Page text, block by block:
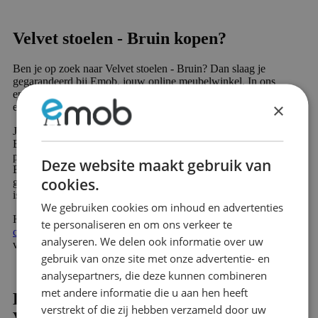
Velvet stoelen - Bruin kopen?
Ben je op zoek naar Velvet stoelen - Bruin? Dan slaag je
gegarandeerd bij Emob, jouw online meubelwinkel. In ons
enorme assortiment vind je meer dan 10.000 prachtige meubels
en sfeervolle woondecoratie producten.
Jouw nieuwe favoriete product in de categorie Velvet stoelen -
Bruin wordt snel en voordelig verzonden. Veel van onze
producten zijn direct leverbaar en worden snel geleverd.
Bovendien profiteer je van 60 dagen retourrecht en 2 jaar
garantie op alle meubels. Nieuw bij Emob en uniek in de branche
is de mogelijkheid om gratis achteraf of in delen te betalen.
Heb je een vraag over onze producten of service? Neem gerust
contactop. Onze deskundige medewerkers helpen je graag
verder.
Bruine meubels: Natuurlijk, Warm &
×
Deze website maakt gebruik van
cookies.
We gebruiken cookies om inhoud en advertenties
te personaliseren en om ons verkeer te
analyseren. We delen ook informatie over uw
gebruik van onze site met onze advertentie- en
analysepartners, die deze kunnen combineren
met andere informatie die u aan hen heeft
verstrekt of die zij hebben verzameld door uw